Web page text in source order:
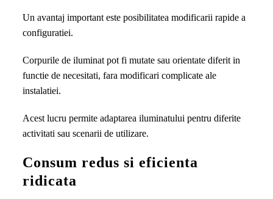
Un avantaj important este posibilitatea modificarii rapide a
configuratiei.
Corpurile de iluminat pot fi mutate sau orientate diferit in
functie de necesitati, fara modificari complicate ale
instalatiei.
Acest lucru permite adaptarea iluminatului pentru diferite
activitati sau scenarii de utilizare.
Consum redus si eficienta
ridicata